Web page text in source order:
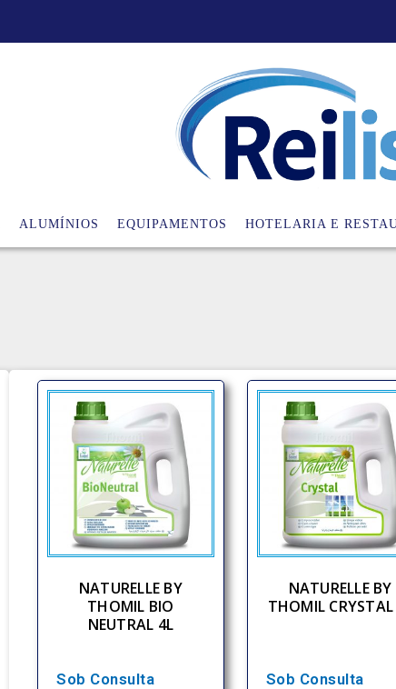
ALUMÍNIOS EQUIPAMENTOS HOTELARIA E
NATURELLE BY
THOMIL BIO
NEUTRAL 4L
Sob Consulta
NATURELLE BY
THOMIL
Sob Consulta